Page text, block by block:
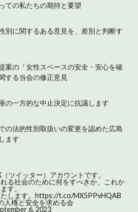
ての私たちの期待と要望
別に関するある意見を、差別と判断す
案の「女性スペースの安全・安心を確
する当会の修正意見
の一方的な中止決定に抗議します
の法的性別取扱いの変更を認めた広島
ます
ツイッター）アカウントです。
る社会のために何をすべきか、これか
す。
します。 https://t.co/MX5PPvHQAB
権と安全を求める会
6, 2023